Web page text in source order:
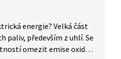
energie? Velká část
paliv, především z uhlí. Se
omezit emise oxidu